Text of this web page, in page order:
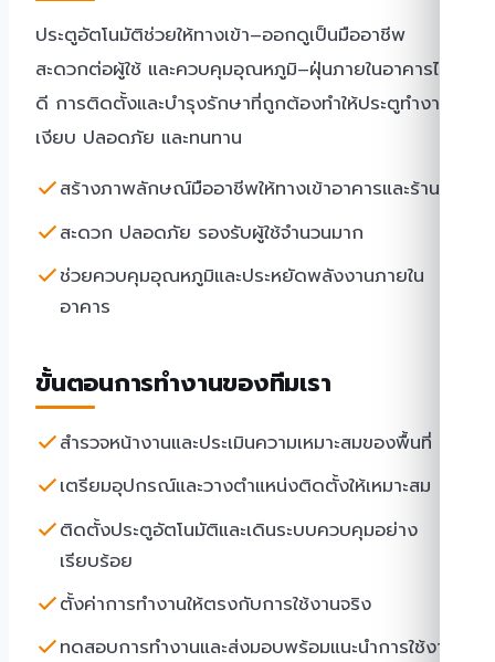
ประตูอัตโนมัติช่วยให้ทางเข้า–ออกดูเป็นมืออาชีพ
สะดวกต่อผู้ใช้ และควบคุมอุณหภูมิ–ฝุ่นภายในอาคารได้
ดี การติดตั้งและบำรุงรักษาที่ถูกต้องทำให้ประตูทำงาน
เงียบ ปลอดภัย และทนทาน
สร้างภาพลักษณ์มืออาชีพให้ทางเข้าอาคารและร้าน
สะดวก ปลอดภัย รองรับผู้ใช้จำนวนมาก
ช่วยควบคุมอุณหภูมิและประหยัดพลังงานภายใน
อาคาร
ขั้นตอนการทำงานของทีมเรา
สำรวจหน้างานและประเมินความเหมาะสมของพื้นที่
เตรียมอุปกรณ์และวางตำแหน่งติดตั้งให้เหมาะสม
ติดตั้งประตูอัตโนมัติและเดินระบบควบคุมอย่าง
เรียบร้อย
ตั้งค่าการทำงานให้ตรงกับการใช้งานจริง
ทดสอบการทำงานและส่งมอบพร้อมแนะนำการใช้งาน